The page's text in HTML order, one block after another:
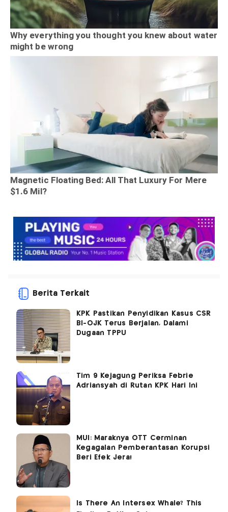
Berita Terkait
KPK Pastikan Penyidikan Kasus CSR
BI-OJK Terus Berjalan, Dalami
Dugaan TPPU
Tim 9 Kejagung Periksa Febrie
Adriansyah di Rutan KPK Hari Ini
MUI: Maraknya OTT Cerminan
Kegagalan Pemberantasan Korupsi
Beri Efek Jera!